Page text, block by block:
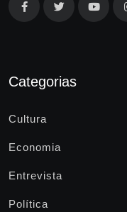
Categorias
Cultura
Economia
Entrevista
Política